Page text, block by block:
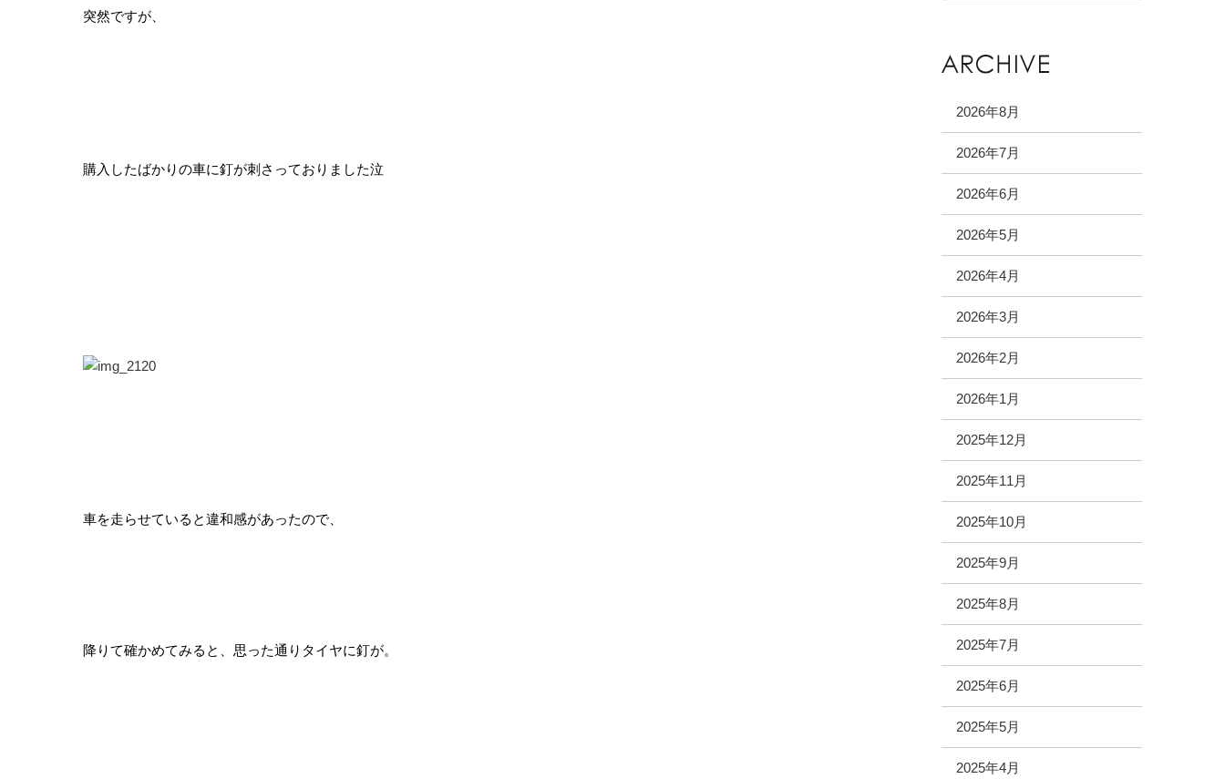
突然ですが、
購入したばかりの車に釘が刺さっておりました泣
車を走らせていると違和感があったので、
降りて確かめてみると、思った通りタイヤに釘が。
2026年8月
2026年7月
2026年6月
2026年5月
2026年4月
2026年3月
2026年2月
2026年1月
2025年12月
2025年11月
2025年10月
2025年9月
2025年8月
2025年7月
2025年6月
2025年5月
2025年4月